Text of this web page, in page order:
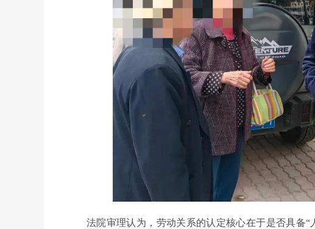
法院审理认为，劳动关系的认定核心在于是否具备